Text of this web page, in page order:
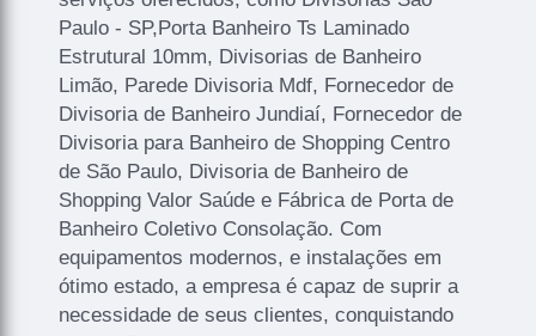
Paulo - SP,Porta Banheiro Ts Laminado
Estrutural 10mm, Divisorias de Banheiro
Limão, Parede Divisoria Mdf, Fornecedor de
Divisoria de Banheiro Jundiaí, Fornecedor de
Divisoria para Banheiro de Shopping Centro
de São Paulo, Divisoria de Banheiro de
Shopping Valor Saúde e Fábrica de Porta de
Banheiro Coletivo Consolação. Com
equipamentos modernos, e instalações em
ótimo estado, a empresa é capaz de suprir a
necessidade de seus clientes, conquistando